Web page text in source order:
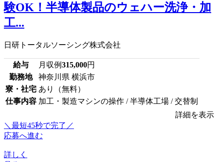
験OK！半導体製品のウェハー洗浄・加
工...
日研トータルソーシング株式会社
給与 月収例315,000円
勤務地
神奈川県 横浜市
寮・社宅 あり（無料）
仕事内容 加工・製造マシンの操作 / 半導体工場 / 交替制
詳細を表示
＼最短45秒で完了／
応募へ進む
詳しく